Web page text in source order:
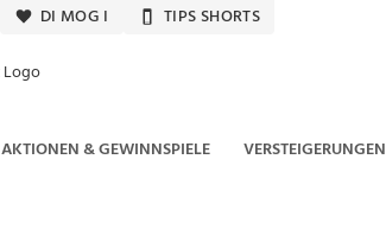
DI MOG I TIPS SHORTS
AKTIONEN & GEWINNSPIELE VERSTEIGERUNGEN